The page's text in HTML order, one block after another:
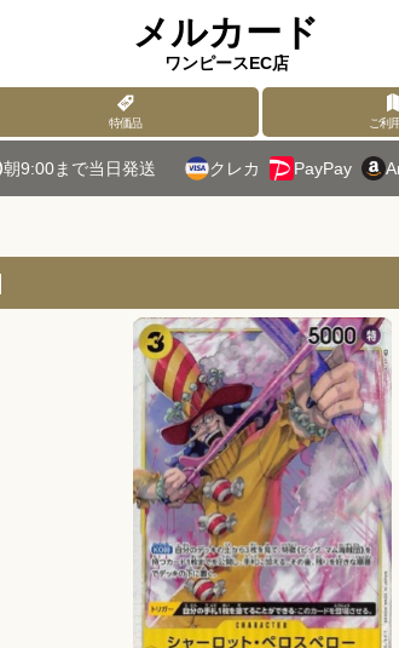
メルカード
ワンピースEC店
特価品 ご利
朝9:00まで当日発送 クレカ PayPay